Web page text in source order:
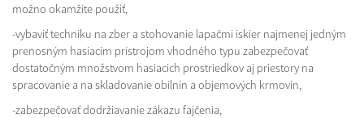
možno okamžite použiť,
-vybaviť techniku na zber a stohovanie lapačmi iskier najmenej jedným
prenosným hasiacim prístrojom vhodného typu zabezpečovať
dostatočným množstvom hasiacich prostriedkov aj priestory na
spracovanie a na skladovanie obilnín a objemových krmovín,
-zabezpečovať dodržiavanie zákazu fajčenia,